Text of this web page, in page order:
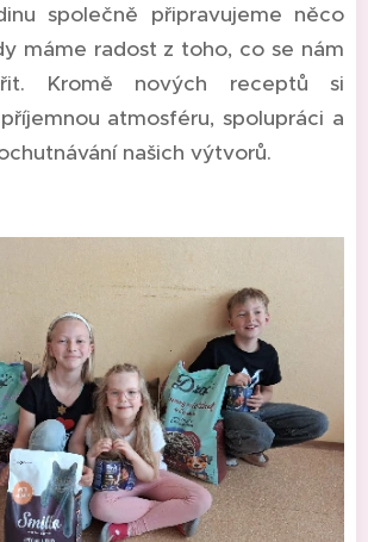
společně připravujeme něco
máme radost z toho, co se nám
Kromě nových receptů si
atmosféru, spolupráci a
našich výtvorů.